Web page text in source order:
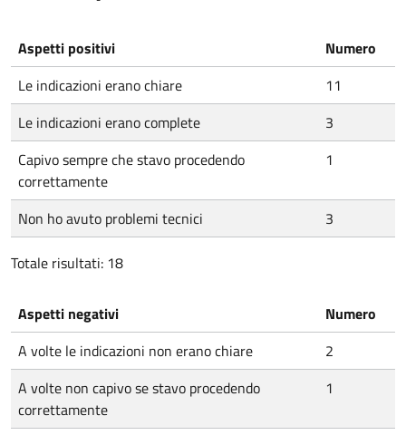
Aspetti positivi
Numero
Le indicazioni erano chiare
11
Le indicazioni erano complete
3
Capivo sempre che stavo procedendo
correttamente
1
Non ho avuto problemi tecnici 3
Totale risultati: 18
Aspetti negativi
Numero
A volte le indicazioni non erano chiare
2
A volte non capivo se stavo procedendo
correttamente
1